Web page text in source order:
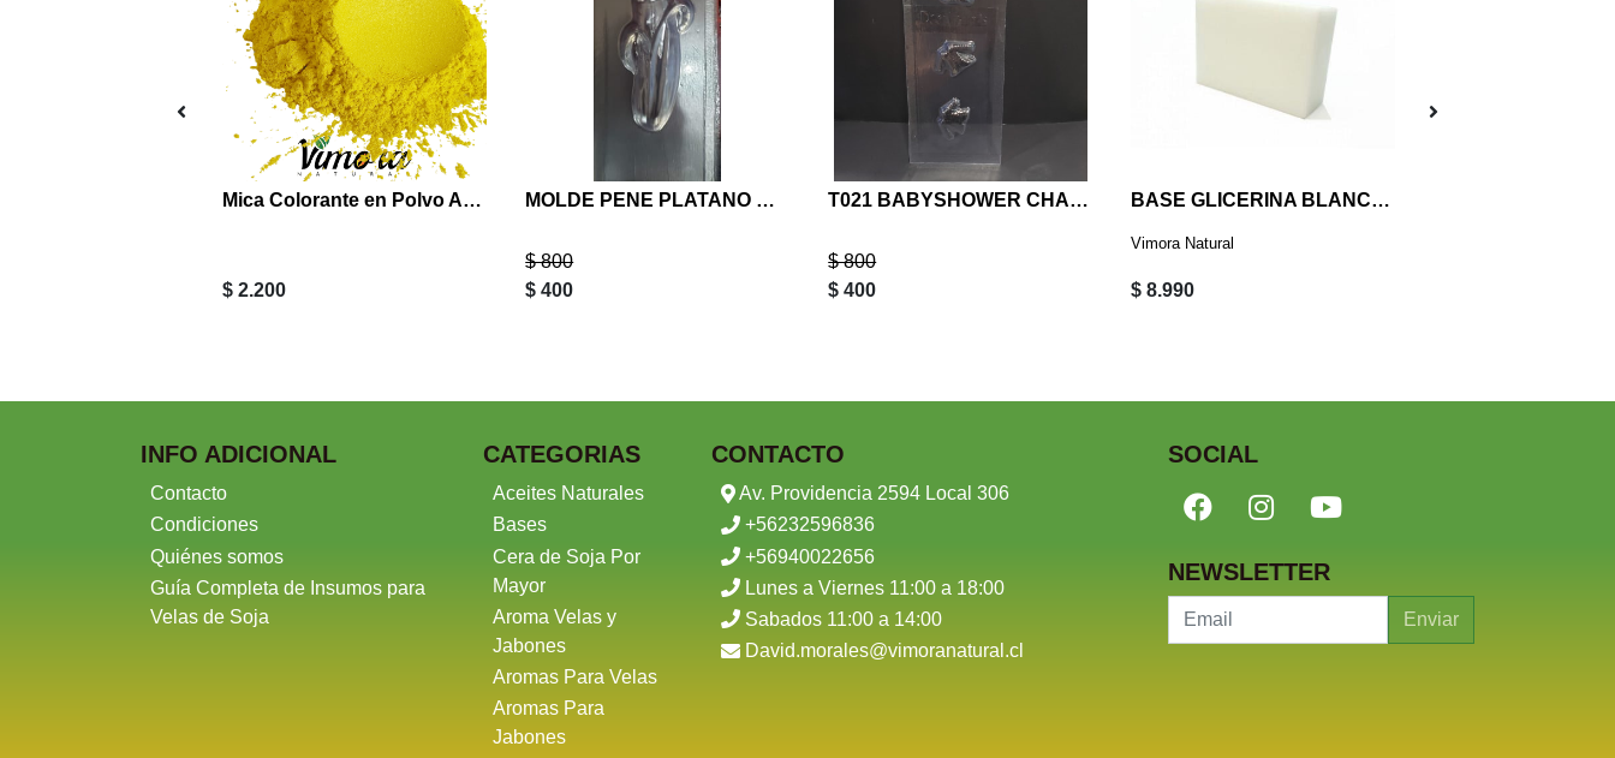
Mica Colorante en Polvo Amarillo 5 grs
$ 2.200
MOLDE PENE PLATANO MOLDES DE JABON
$ 800
$ 400
T021 BABYSHOWER CHALECO MOLDE JABON
$ 800
$ 400
BASE GLICERINA BLANCA COCO GRANEL IMPORTADA 1 KG
Vimora Natural
$ 8.990
INFO ADICIONAL
Contacto
Condiciones
Quiénes somos
Guía Completa de Insumos para
Velas de Soja
CATEGORIAS
Aceites Naturales
Bases
Cera de Soja Por
Mayor
Aroma Velas y
Jabones
Aromas Para Velas
Aromas Para
Jabones
CONTACTO
Av. Providencia 2594 Local 306
+56232596836
+56940022656
Lunes a Viernes 11:00 a 18:00
Sabados 11:00 a 14:00
David.morales@vimoranatural.cl
SOCIAL
NEWSLETTER
Enviar